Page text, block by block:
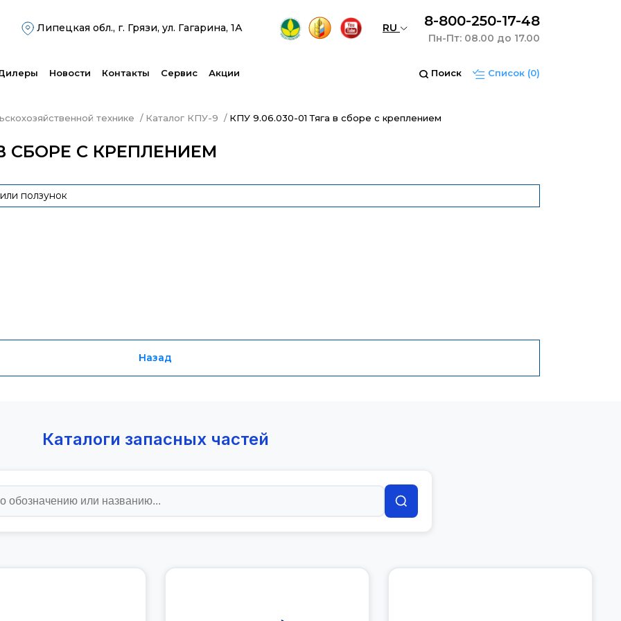
8-800-250-17-48
Пн-Пт: 08.00 до 17.00
RU
Липецкая обл., г. Грязи, ул. Гагарина, 1А
Новости Контакты Сервис Акции Поиск Список (0)
технике Каталог КПУ-9 КПУ 9.06.030-01 Тяга в сборе с креплением
СБОРЕ С КРЕПЛЕНИЕМ
ползунок
Назад